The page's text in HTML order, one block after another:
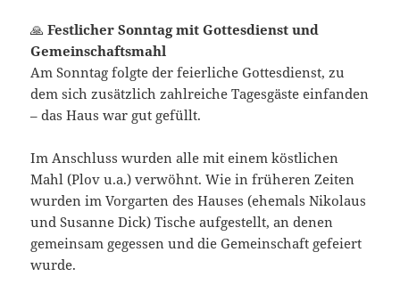
🙏Festlicher Sonntag mit Gottesdienst und
Gemeinschaftsmahl
Am Sonntag folgte der feierliche Gottesdienst, zu
dem sich zusätzlich zahlreiche Tagesgäste einfanden
– das Haus war gut gefüllt.
Im Anschluss wurden alle mit einem köstlichen
Mahl (Plov u.a.) verwöhnt. Wie in früheren Zeiten
wurden im Vorgarten des Hauses (ehemals Nikolaus
und Susanne Dick) Tische aufgestellt, an denen
gemeinsam gegessen und die Gemeinschaft gefeiert
wurde.